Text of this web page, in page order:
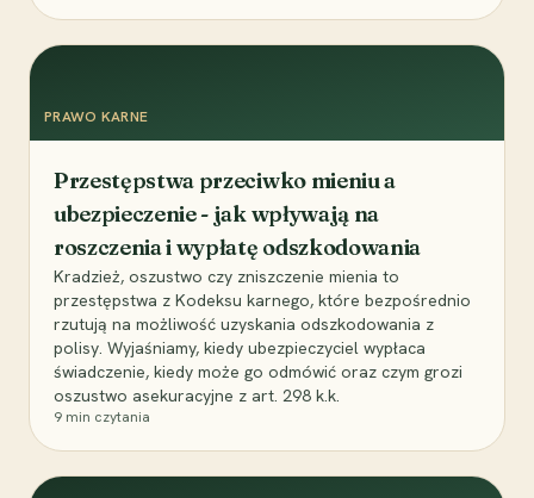
PRAWO KARNE
Przestępstwa przeciwko mieniu a
ubezpieczenie - jak wpływają na
roszczenia i wypłatę odszkodowania
Kradzież, oszustwo czy zniszczenie mienia to
przestępstwa z Kodeksu karnego, które bezpośrednio
rzutują na możliwość uzyskania odszkodowania z
polisy. Wyjaśniamy, kiedy ubezpieczyciel wypłaca
świadczenie, kiedy może go odmówić oraz czym grozi
oszustwo asekuracyjne z art. 298 k.k.
9 min czytania